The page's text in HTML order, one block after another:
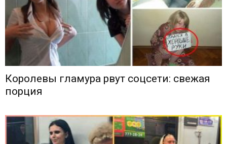
Королевы гламура рвут соцсети: свежая
порция